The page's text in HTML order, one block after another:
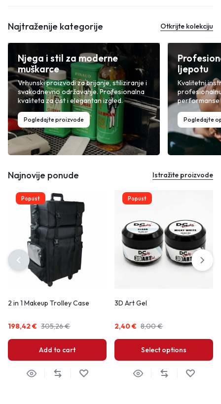
Najtraženije kategorije Otkrijte kolekciju
Njega i stil za moderne
muškarce
Vrhunski proizvodi za brijanje, stiliziranje i
svakodnevno održavanje. Profesionalna
kvaliteta za čist i elegantan izgled.
Pogledajte proizvode
ljepotu
Kvalitetni
performanse
Pogledajte
Najnovije ponude Istražite proizvode
Popust
2 in 1 Makeup Trolley Case
305,26€
198,42 €
Add to cart
Popust
3D Art Gel
8,00€
2,40€
Select options